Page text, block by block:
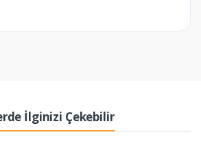
İlginizi Çekebilir